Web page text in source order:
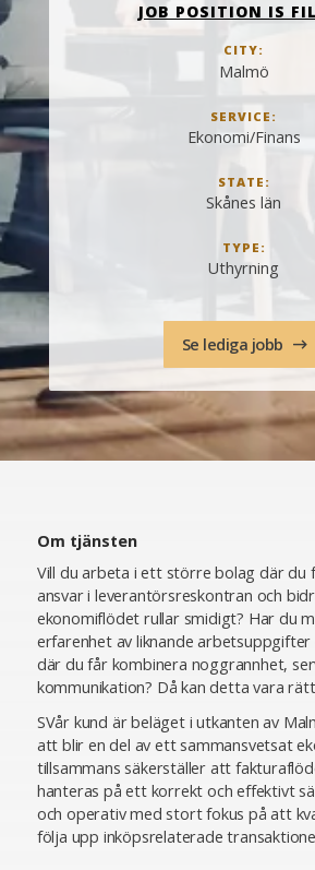
JOB POSITION IS
CITY:
Malmö
SERVICE:
Ekonomi/Finans
STATE:
Skånes län
TYPE:
Uthyrning
Se lediga jobb
Om tjänsten
Vill du arbeta i ett större bolag där
ansvar i leverantörsreskontran och
ekonomiflödet rullar smidigt? Har du
erfarenhet av liknande arbetsuppgifter
där du får kombinera noggrannhet,
kommunikation? Då kan detta vara
SVår kund är beläget i utkanten av
att blir en del av ett sammansvetsat
tillsammans säkerställer att
hanteras på ett korrekt och effektivt
och operativ med stort fokus på att
följa upp inköpsrelaterade